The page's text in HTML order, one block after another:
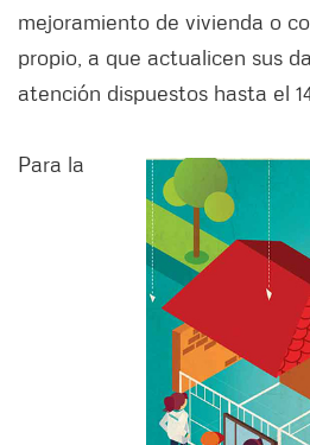
mejoramiento de vivienda o
propio, a que actualicen sus
atención dispuestos hasta el
Para la